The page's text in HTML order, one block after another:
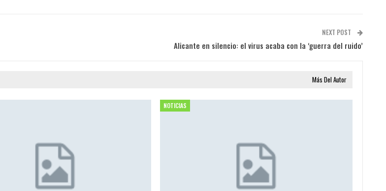
NEXT POST
Alicante en silencio: el virus acaba con la ‘guerra del ruido’
Más Del Autor
NOTICIAS